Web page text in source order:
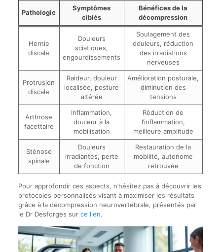
Pathologie
Symptômes
ciblés
Bénéfices de la
décompression
Hernie
discale
Douleurs
sciatiques,
engourdissements
Soulagement des
douleurs, réduction
des irradiations
nerveuses
Protrusion
discale
Raideur, douleur
localisée, posture
altérée
Amélioration posturale,
diminution des
tensions
Arthrose
facettaire
Inflammation,
douleur à la
mobilisation
Réduction de
l’inflammation,
meilleure amplitude
Sténose
spinale
Douleurs
irradiantes, perte
de fonction
Restauration de la
mobilité, autonome
retrouvée
Pour approfondir ces aspects, n’hésitez pas à découvrir les
protocoles personnalisés visant à maximiser les résultats
grâce à la décompression neurovertébrale, présentés par
le Dr Desforges sur ce lien.